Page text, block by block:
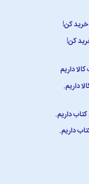
کن!
داریم.
داریم.